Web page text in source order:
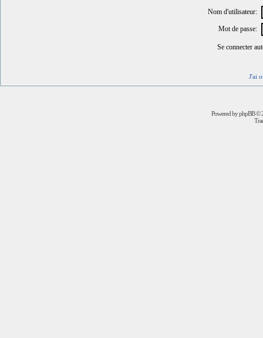
Nom d'utilisateur:
Mot de passe:
Se connecter
J'ai
Powered byphpBB©